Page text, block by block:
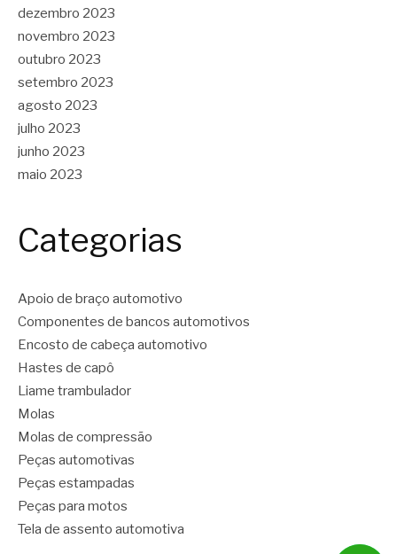
dezembro 2023
novembro 2023
outubro 2023
setembro 2023
agosto 2023
julho 2023
junho 2023
maio 2023
Categorias
Apoio de braço automotivo
Componentes de bancos automotivos
Encosto de cabeça automotivo
Hastes de capô
Liame trambulador
Molas
Molas de compressão
Peças automotivas
Peças estampadas
Peças para motos
Tela de assento automotiva